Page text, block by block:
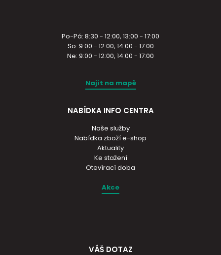
Po-Pá: 8:30 - 12:00, 13:00 - 17:00
So: 9:00 - 12:00, 14:00 - 17:00
Ne: 9:00 - 12:00, 14:00 - 17:00
Najít na mapě
NABÍDKA INFO CENTRA
Naše služby
Nabídka zboží e-shop
Aktuality
Ke stažení
Otevírací doba
Akce
VÁŠ DOTAZ